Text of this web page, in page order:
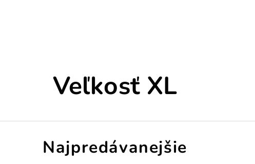
Veľkosť XL
Najpredávanejšie